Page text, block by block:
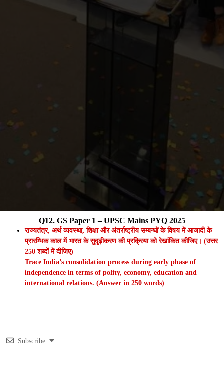
राज्यतंत्र, अर्थ व्यवस्था, शिक्षा और अंतर्राष्ट्रीय सम्बन्धों के विषय में आजादी के
प्रारम्भिक काल में भारत के सुदृढ़ीकरण की प्रक्रिया को रेखांकित कीजिए। (उत्तर
250 शब्दों में दीजिए)
Trace India’s consolidation process during early phase of
independence in terms of polity, economy, education and
international relations. (Answer in 250 words)
Subscribe
Q12. GS Paper 1 – UPSC Mains PYQ 2025